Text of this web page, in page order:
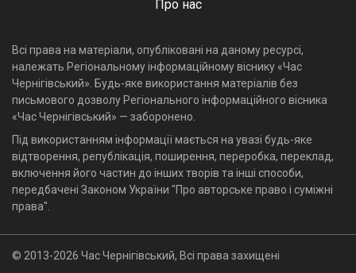
Про нас
Всі права на матеріали, опубліковані на даному ресурсі,
належать Регіональному інформаційному віснику «Час
Чернігівський». Будь-яке використання матеріалів без
письмового дозволу Регіонального інформаційного вісника
«Час Чернігівський» — заборонено.
Під використанням інформації мається на увазі будь-яке
відтворення, републікація, поширення, переробка, переклад,
включення його частин до інших творів та інші способи,
передбачені Законом України "Про авторське право і суміжні
права".
© 2013-2026 Час Чернігівський, Всі права захищені